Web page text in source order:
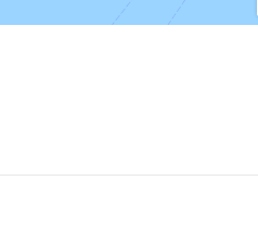
design, the spectacular
of Capri creates a once-in-a-